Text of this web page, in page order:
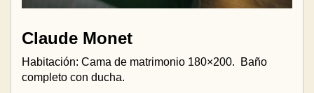
Claude Monet
Habitación: Cama de matrimonio 180×200.
Baño
completo con ducha.